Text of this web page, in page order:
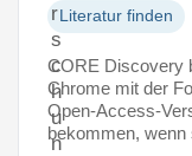
r
s
c
h
u
n
Literatur finden
CORE Discovery
Chrome mit der
Open-Access-
bekommen,